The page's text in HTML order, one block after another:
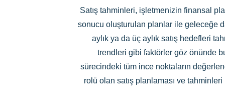
Satış tahminleri, işletmenizin finansal
sonucu oluşturulan planlar ile geleceğe
aylık ya da üç aylık satış hedefleri
trendleri gibi faktörler göz önünde
sürecindeki tüm ince noktaların
rolü olan satış planlaması ve tahminleri